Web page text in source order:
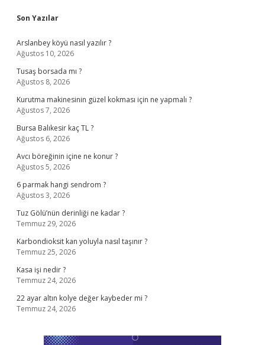
Sidebar
Son Yazılar
Arslanbey köyü nasıl yazılır ?
Ağustos 10, 2026
Tusaş borsada mı ?
Ağustos 8, 2026
Kurutma makinesinin güzel kokması için ne yapmalı ?
Ağustos 7, 2026
Bursa Balıkesir kaç TL ?
Ağustos 6, 2026
Avcı böreğinin içine ne konur ?
Ağustos 5, 2026
6 parmak hangi sendrom ?
Ağustos 3, 2026
Tuz Gölü’nün derinliği ne kadar ?
Temmuz 29, 2026
Karbondioksit kan yoluyla nasıl taşınır ?
Temmuz 25, 2026
Kasa işi nedir ?
Temmuz 24, 2026
22 ayar altın kolye değer kaybeder mi ?
Temmuz 24, 2026